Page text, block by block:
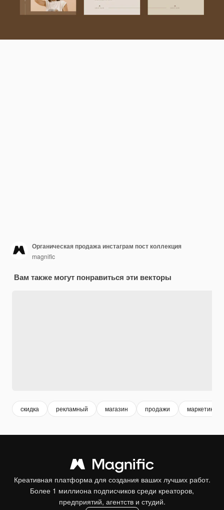
Органическая продажа инстаграм пост коллекция
magnific
Вам также могут понравиться эти векторы
скидка рекламный магазин продажи маркетинг
Креативная платформа для создания ваших лучших работ.
Более 1 миллиона подписчиков среди креаторов,
предприятий, агентств и студий.